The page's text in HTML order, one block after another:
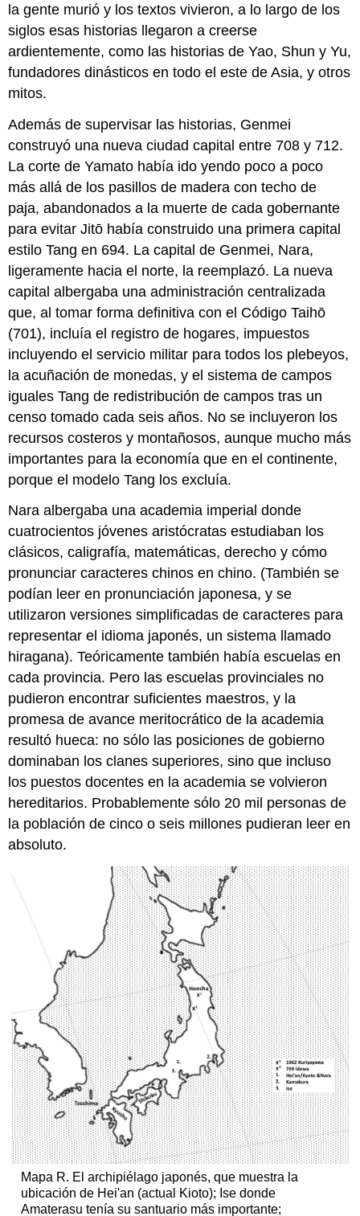
la gente murió y los textos vivieron, a lo largo de los
siglos esas historias llegaron a creerse
ardientemente, como las historias de Yao, Shun y Yu,
fundadores dinásticos en todo el este de Asia, y otros
mitos.
Además de supervisar las historias, Genmei
construyó una nueva ciudad capital entre 708 y 712.
La corte de Yamato había ido yendo poco a poco
más allá de los pasillos de madera con techo de
paja, abandonados a la muerte de cada gobernante
para evitar Jitō había construido una primera capital
estilo Tang en 694. La capital de Genmei, Nara,
ligeramente hacia el norte, la reemplazó. La nueva
capital albergaba una administración centralizada
que, al tomar forma definitiva con el Código Taihō
(701), incluía el registro de hogares, impuestos
incluyendo el servicio militar para todos los plebeyos,
la acuñación de monedas, y el sistema de campos
iguales Tang de redistribución de campos tras un
censo tomado cada seis años. No se incluyeron los
recursos costeros y montañosos, aunque mucho más
importantes para la economía que en el continente,
porque el modelo Tang los excluía.
Nara albergaba una academia imperial donde
cuatrocientos jóvenes aristócratas estudiaban los
clásicos, caligrafía, matemáticas, derecho y cómo
pronunciar caracteres chinos en chino. (También se
podían leer en pronunciación japonesa, y se
utilizaron versiones simplificadas de caracteres para
representar el idioma japonés, un sistema llamado
hiragana). Teóricamente también había escuelas en
cada provincia. Pero las escuelas provinciales no
pudieron encontrar suficientes maestros, y la
promesa de avance meritocrático de la academia
resultó hueca: no sólo las posiciones de gobierno
dominaban los clanes superiores, sino que incluso
los puestos docentes en la academia se volvieron
hereditarios. Probablemente sólo 20 mil personas de
la población de cinco o seis millones pudieran leer en
absoluto.
Mapa R. El archipiélago japonés, que muestra la
ubicación de Hei'an (actual Kioto); Ise donde
Amaterasu tenía su santuario más importante;